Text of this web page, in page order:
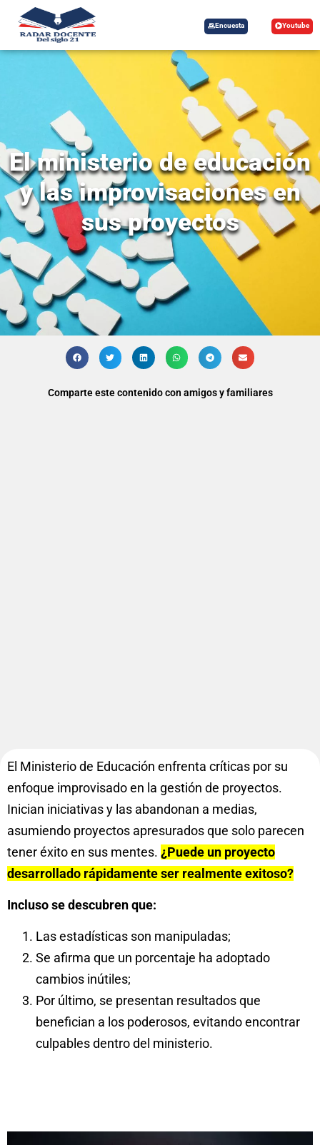
Youtube
Encuesta
El ministerio de educación
y las improvisaciones en
sus proyectos
Comparte este contenido con amigos y familiares
El Ministerio de Educación enfrenta críticas por su
enfoque improvisado en la gestión de proyectos.
Inician iniciativas y las abandonan a medias,
asumiendo proyectos apresurados que solo parecen
tener éxito en sus mentes. ¿Puede un proyecto
desarrollado rápidamente ser realmente exitoso?
Incluso se descubren que:
Las estadísticas son manipuladas;
Se afirma que un porcentaje ha adoptado
cambios inútiles;
Por último, se presentan resultados que
benefician a los poderosos, evitando encontrar
culpables dentro del ministerio.